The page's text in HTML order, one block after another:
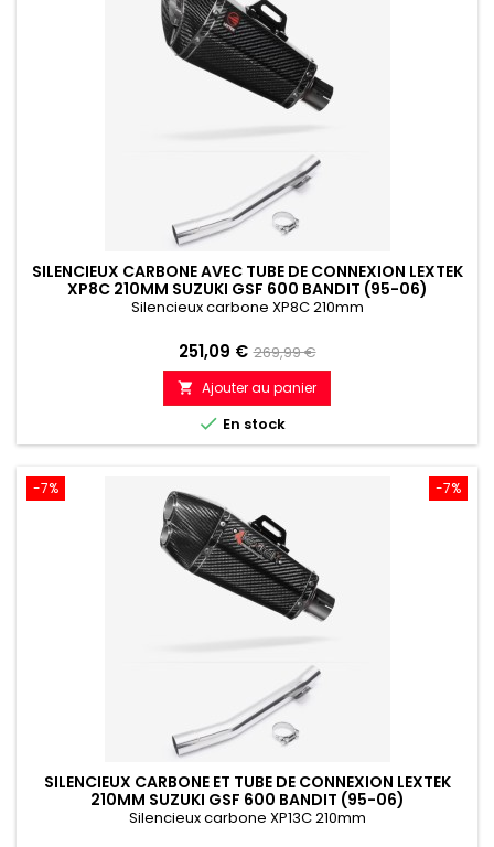
SILENCIEUX CARBONE AVEC TUBE DE CONNEXION LEXTEK
XP8C 210MM SUZUKI GSF 600 BANDIT (95-06)
Silencieux carbone XP8C 210mm
Prix
251,09 € Prix
de
référence
269,99 €
 Ajouter au panier
 En stock
-7%
-7%
SILENCIEUX CARBONE ET TUBE DE CONNEXION LEXTEK
210MM SUZUKI GSF 600 BANDIT (95-06)
Silencieux carbone XP13C 210mm